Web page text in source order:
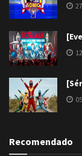
Recomendado